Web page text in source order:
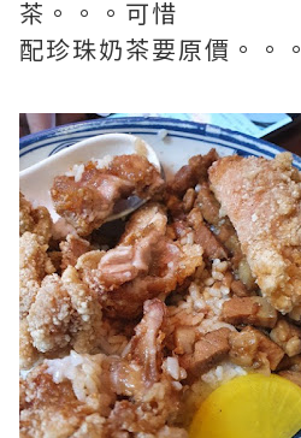
茶。。。可惜
配珍珠奶茶要原價。。。